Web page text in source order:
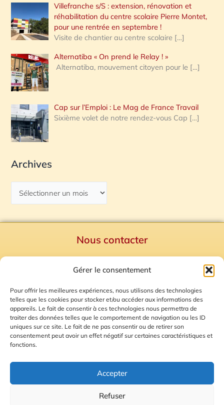
Gérer le consentement
Pour offrir les meilleures expériences, nous utilisons des technologies
telles que les cookies pour stocker et/ou accéder aux informations des
appareils. Le fait de consentir à ces technologies nous permettra de
traiter des données telles que le comportement de navigation ou les ID
uniques sur ce site. Le fait de ne pas consentir ou de retirer son
consentement peut avoir un effet négatif sur certaines caractéristiques et
fonctions.
Accepter
Refuser
Villefranche s/S : extension, rénovation et
réhabilitation du centre scolaire Pierre Montet,
pour une rentrée en septembre !
Visite de chantier au centre scolaire […]
Alternatiba « On prend le Relay ! »
Alternatiba, mouvement citoyen pour le […]
Cap sur l’Emploi : Le Mag de France Travail
Sixième volet de notre rendez-vous Cap […]
Archives
Nous contacter
Mentions Légales
Plan du site
Gestion des Cookies